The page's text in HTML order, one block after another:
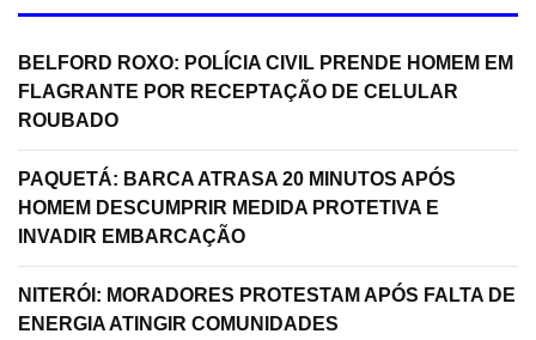
BELFORD ROXO: POLÍCIA CIVIL PRENDE HOMEM EM
FLAGRANTE POR RECEPTAÇÃO DE CELULAR
ROUBADO
PAQUETÁ: BARCA ATRASA 20 MINUTOS APÓS
HOMEM DESCUMPRIR MEDIDA PROTETIVA E
INVADIR EMBARCAÇÃO
NITERÓI: MORADORES PROTESTAM APÓS FALTA DE
ENERGIA ATINGIR COMUNIDADES